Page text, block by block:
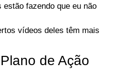
estão fazendo que eu não
vídeos deles têm mais
de Ação